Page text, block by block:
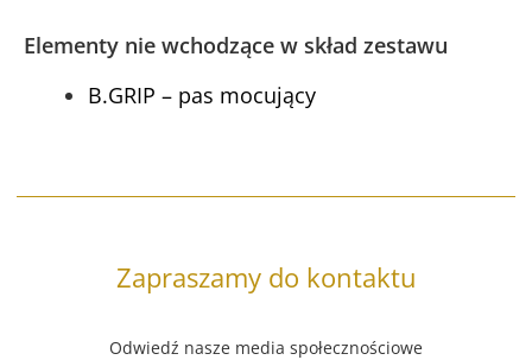
Elementy nie wchodzące w skład zestawu
B.GRIP – pas mocujący
Zapraszamy do kontaktu
Odwiedź nasze media społecznościowe